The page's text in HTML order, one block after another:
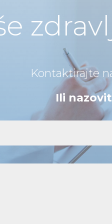
Kontaktirajte
Ili